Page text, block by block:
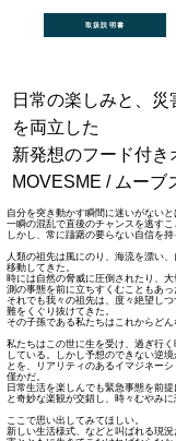
取扱説明書
日常の楽しみと、災
を両立した
新発想のフード付き
MOVESME / ムーブ
自分を突き動かす瞬間に迷いがないと
一瞬の混乱で直後のチャンスを逃すこ
しかし、常に躊躇の要らない自信を
人類の祖先は風にのり、海流を漂い
移動してきた。
時には自然の脅威に圧倒されたり、
測の事態を前に立ちすくむこともあっ
それでも我々の祖先は、度々絶望し
難をくぐり抜けてきた。
その子孫である私たちはこれからど
私たちはこの世に生を受け、過ぎ行
している。しかし予想のできない逆
とを、リアリティのあるイマジネー
僅かだ。
日常生活を楽しんでも緊急事態を前
と奇妙な楽観が交錯し、時々むやみに
ここで思い出してみてほしい。
新しい生活様式、などと叫ばれる現